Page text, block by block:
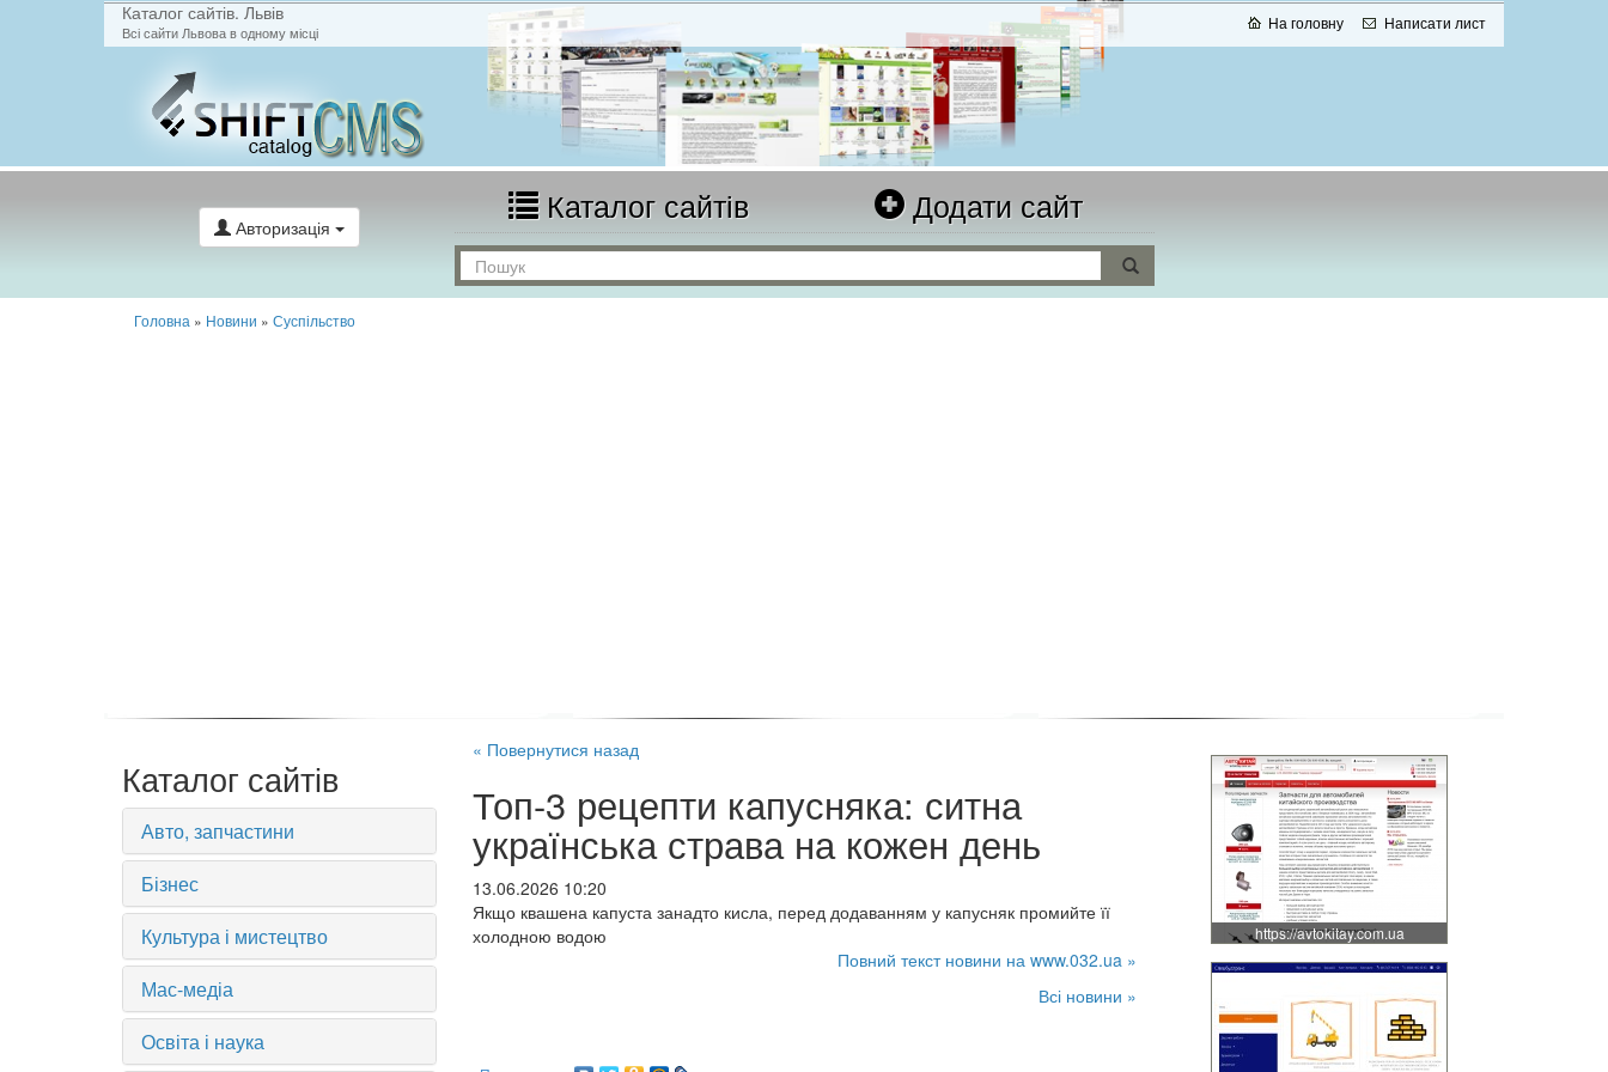
Каталог сайтів. Львів
Всі сайти Львова в одному місці На головну Написати лист
Авторизація
Каталог сайтів Додати сайт
Головна » Новини » Суспільство
Каталог сайтів
Авто, запчастини
Бізнес
Культура і мистецтво
Мас-медіа
Освіта і наука
« Повернутися назад
Топ-3 рецепти капусняка: ситна
українська страва на кожен день
13.06.2026 10:20
Якщо квашена капуста занадто кисла, перед додаванням у капусняк промийте її
холодною водою
Повний текст новини на www.032.ua »
Всі новини »
https://avtokitay.com.ua